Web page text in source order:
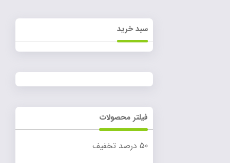
سبد خرید
فیلتر محصولات
50 درصد تخفیف